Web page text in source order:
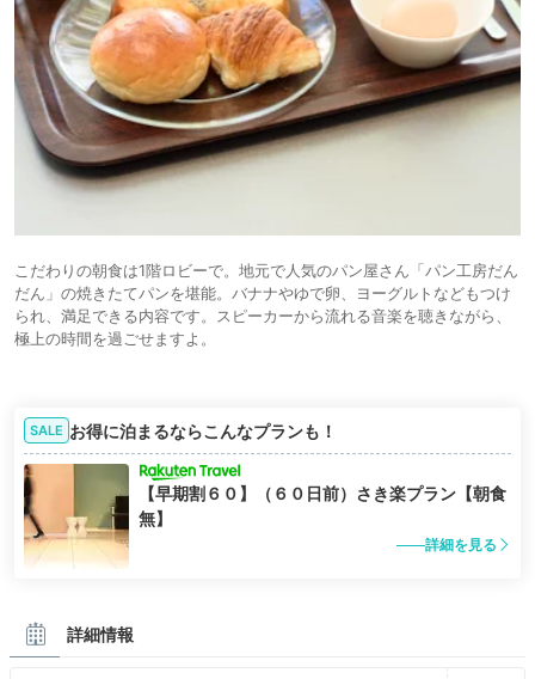
こだわりの朝食は1階ロビーで。地元で人気のパン屋さん「パン工房だん
だん」の焼きたてパンを堪能。バナナやゆで卵、ヨーグルトなどもつけ
られ、満足できる内容です。スピーカーから流れる音楽を聴きながら、
極上の時間を過ごせますよ。
SALE お得に泊まるならこんなプランも！
【早期割６０】（６０日前）さき楽プラン【朝食
無】
詳細を見る
詳細情報